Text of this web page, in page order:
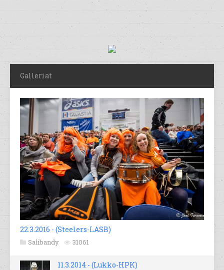
Galleriat
22.3.2016 - (Steelers-LASB)
Salibandy 31061
11.3.2014 - (Lukko-HPK)